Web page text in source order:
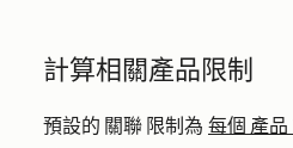
計算相關產品限制
預設的 關聯 限制為 每個 產